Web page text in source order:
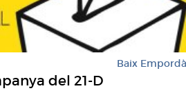
Baix Empordà
del 21-D